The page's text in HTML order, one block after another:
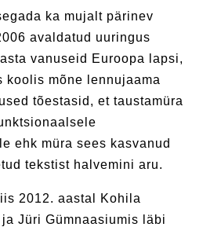
ka mujalt pärinev
avaldatud uuringus
vanuseid Euroopa lapsi,
koolis mõne lennujaama
tõestasid, et taustamüra
ehk müra sees kasvanud
tekstist halvemini aru.
2012. aastal Kohila
Jüri Gümnaasiumis läbi